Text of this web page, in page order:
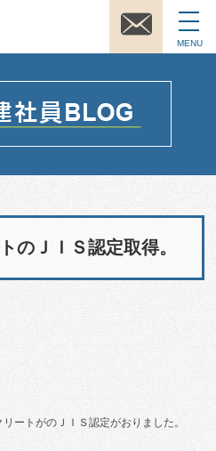
MENU
のＪＩＳ認定取得。
ートがのＪＩＳ認定がおりました。